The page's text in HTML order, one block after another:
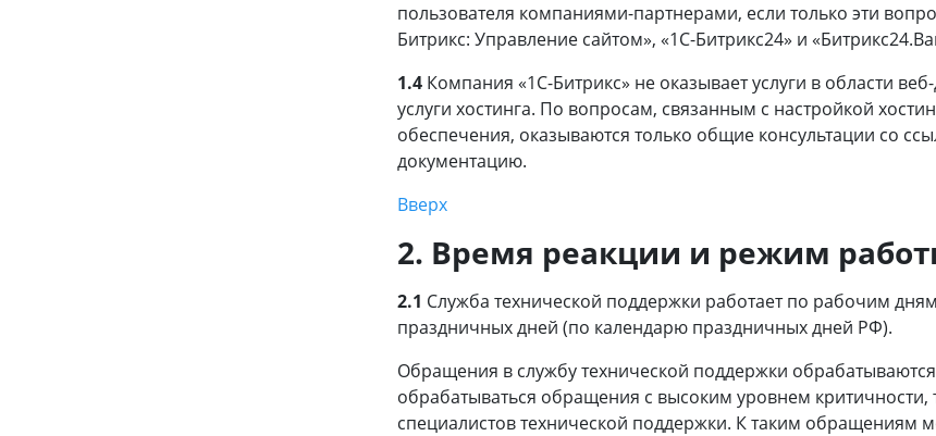
пользователя компаниями-партнерами, если только эти
Битрикс: Управление сайтом», «1С-Битрикс24» и
1.4 Компания «1С-Битрикс» не оказывает услуги в области
услуги хостинга. По вопросам, связанным с настройкой
обеспечения, оказываются только общие консультации со
документацию.
Вверх
2. Время реакции и режим
2.1 Служба технической поддержки работает по рабочим дням
праздничных дней (по календарю праздничных дней РФ).
Обращения в службу технической поддержки
обрабатываться обращения с высоким уровнем
специалистов технической поддержки. К таким обращениям